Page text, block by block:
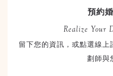
預約
Realize Your
留下您的資訊，或點選線
劃師與